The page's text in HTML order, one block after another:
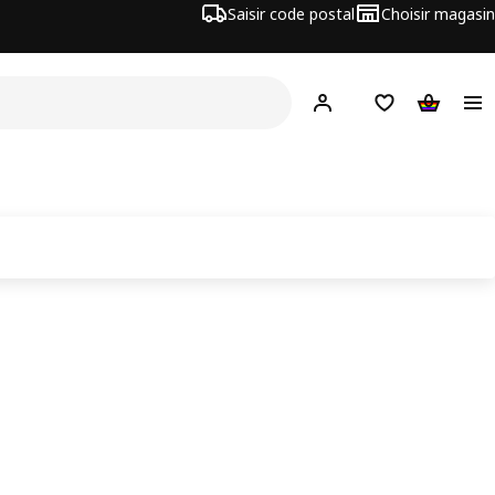
Saisir code postal Choisir magasin
Hej! Connecte-toi
Liste d'achats
Panier